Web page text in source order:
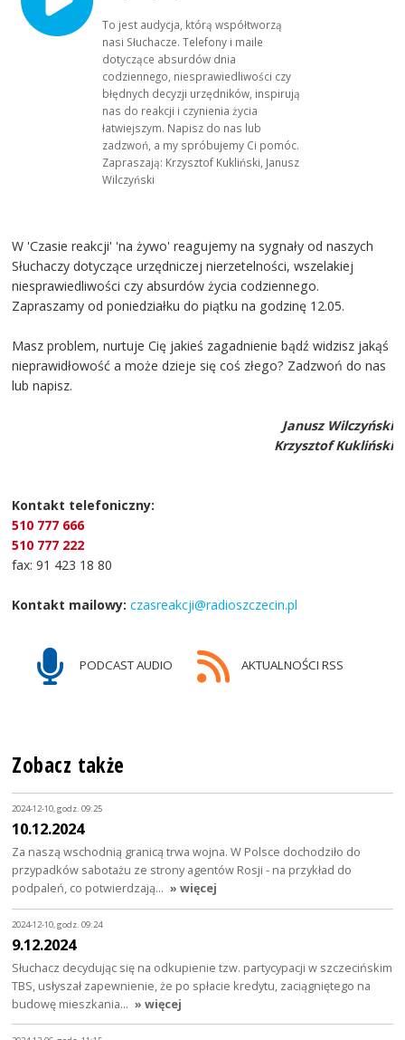
To jest audycja, którą współtworzą
nasi Słuchacze. Telefony i maile
dotyczące absurdów dnia
codziennego, niesprawiedliwości czy
błędnych decyzji urzędników, inspirują
nas do reakcji i czynienia życia
łatwiejszym. Napisz do nas lub
zadzwoń, a my spróbujemy Ci pomóc.
Zapraszają: Krzysztof Kukliński, Janusz
Wilczyński
W 'Czasie reakcji' 'na żywo' reagujemy na sygnały od naszych
Słuchaczy dotyczące urzędniczej nierzetelności, wszelakiej
niesprawiedliwości czy absurdów życia codziennego.
Zapraszamy od poniedziałku do piątku na godzinę 12.05.
Masz problem, nurtuje Cię jakieś zagadnienie bądź widzisz jakąś
nieprawidłowość a może dzieje się coś złego? Zadzwoń do nas
lub napisz.
Janusz Wilczyński
Krzysztof Kukliński
Kontakt telefoniczny:
510 777 666
510 777 222
fax: 91 423 18 80
Kontakt mailowy: czasreakcji@radioszczecin.pl
PODCAST AUDIO AKTUALNOŚCI RSS
Zobacz także
2024-12-10, godz. 09:25
10.12.2024
Za naszą wschodnią granicą trwa wojna. W Polsce dochodziło do
przypadków sabotażu ze strony agentów Rosji - na przykład do
podpaleń, co potwierdzają… » więcej
2024-12-10, godz. 09:24
9.12.2024
Słuchacz decydując się na odkupienie tzw. partycypacji w szczecińskim
TBS, usłyszał zapewnienie, że po spłacie kredytu, zaciągniętego na
budowę mieszkania… » więcej